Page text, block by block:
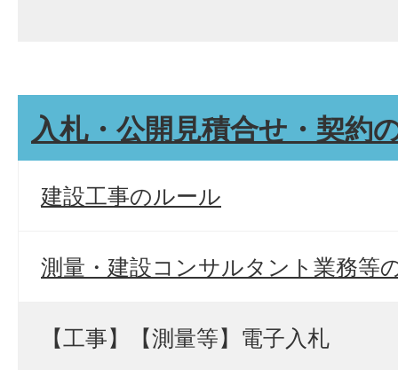
入札・公開見積合せ・契約
建設工事のルール
測量・建設コンサルタント業務等
【工事】【測量等】電子入札